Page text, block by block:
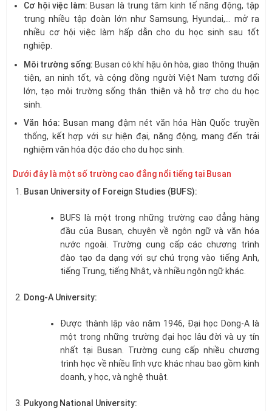
Cơ hội việc làm: Busan là trung tâm kinh tế năng động, tập
trung nhiều tập đoàn lớn như Samsung, Hyundai,… mở ra
nhiều cơ hội việc làm hấp dẫn cho du học sinh sau tốt
nghiệp.
Môi trường sống: Busan có khí hậu ôn hòa, giao thông thuận
tiện, an ninh tốt, và cộng đồng người Việt Nam tương đối
lớn, tạo môi trường sống thân thiện và hỗ trợ cho du học
sinh.
Văn hóa: Busan mang đậm nét văn hóa Hàn Quốc truyền
thống, kết hợp với sự hiện đại, năng động, mang đến trải
nghiệm văn hóa độc đáo cho du học sinh.
Dưới đây là một số trường cao đẳng nổi tiếng tại Busan
Busan University of Foreign Studies (BUFS):
BUFS là một trong những trường cao đẳng hàng
đầu của Busan, chuyên về ngôn ngữ và văn hóa
nước ngoài. Trường cung cấp các chương trình
đào tạo đa dạng với sự chú trọng vào tiếng Anh,
tiếng Trung, tiếng Nhật, và nhiều ngôn ngữ khác.
Dong-A University:
Được thành lập vào năm 1946, Đại học Dong-A là
một trong những trường đại học lâu đời và uy tín
nhất tại Busan. Trường cung cấp nhiều chương
trình học về nhiều lĩnh vực khác nhau bao gồm kinh
doanh, y học, và nghệ thuật.
Pukyong National University: